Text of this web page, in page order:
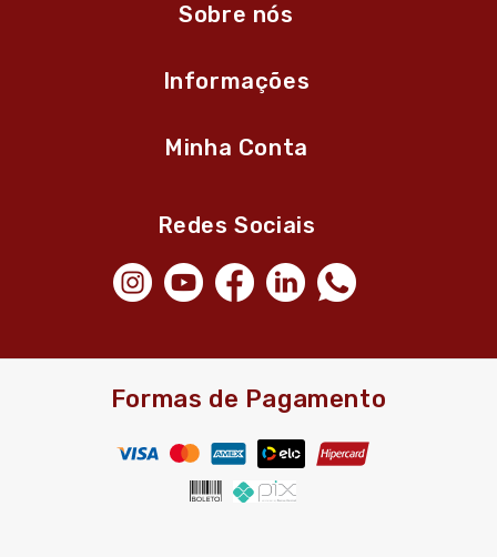
Sobre nós
Informações
Minha Conta
Redes Sociais
Formas de Pagamento